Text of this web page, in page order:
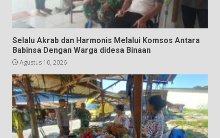
Selalu Akrab dan Harmonis Melalui Komsos Antara
Babinsa Dengan Warga didesa Binaan
Agustus 10, 2026